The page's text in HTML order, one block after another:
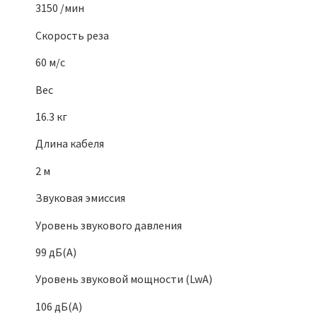
3150 /мин
Скорость реза
60 м/с
Вес
16.3 кг
Длина кабеля
2 м
Звуковая эмиссия
Уровень звукового давления
99 дБ(А)
Уровень звуковой мощности (LwA)
106 дБ(А)